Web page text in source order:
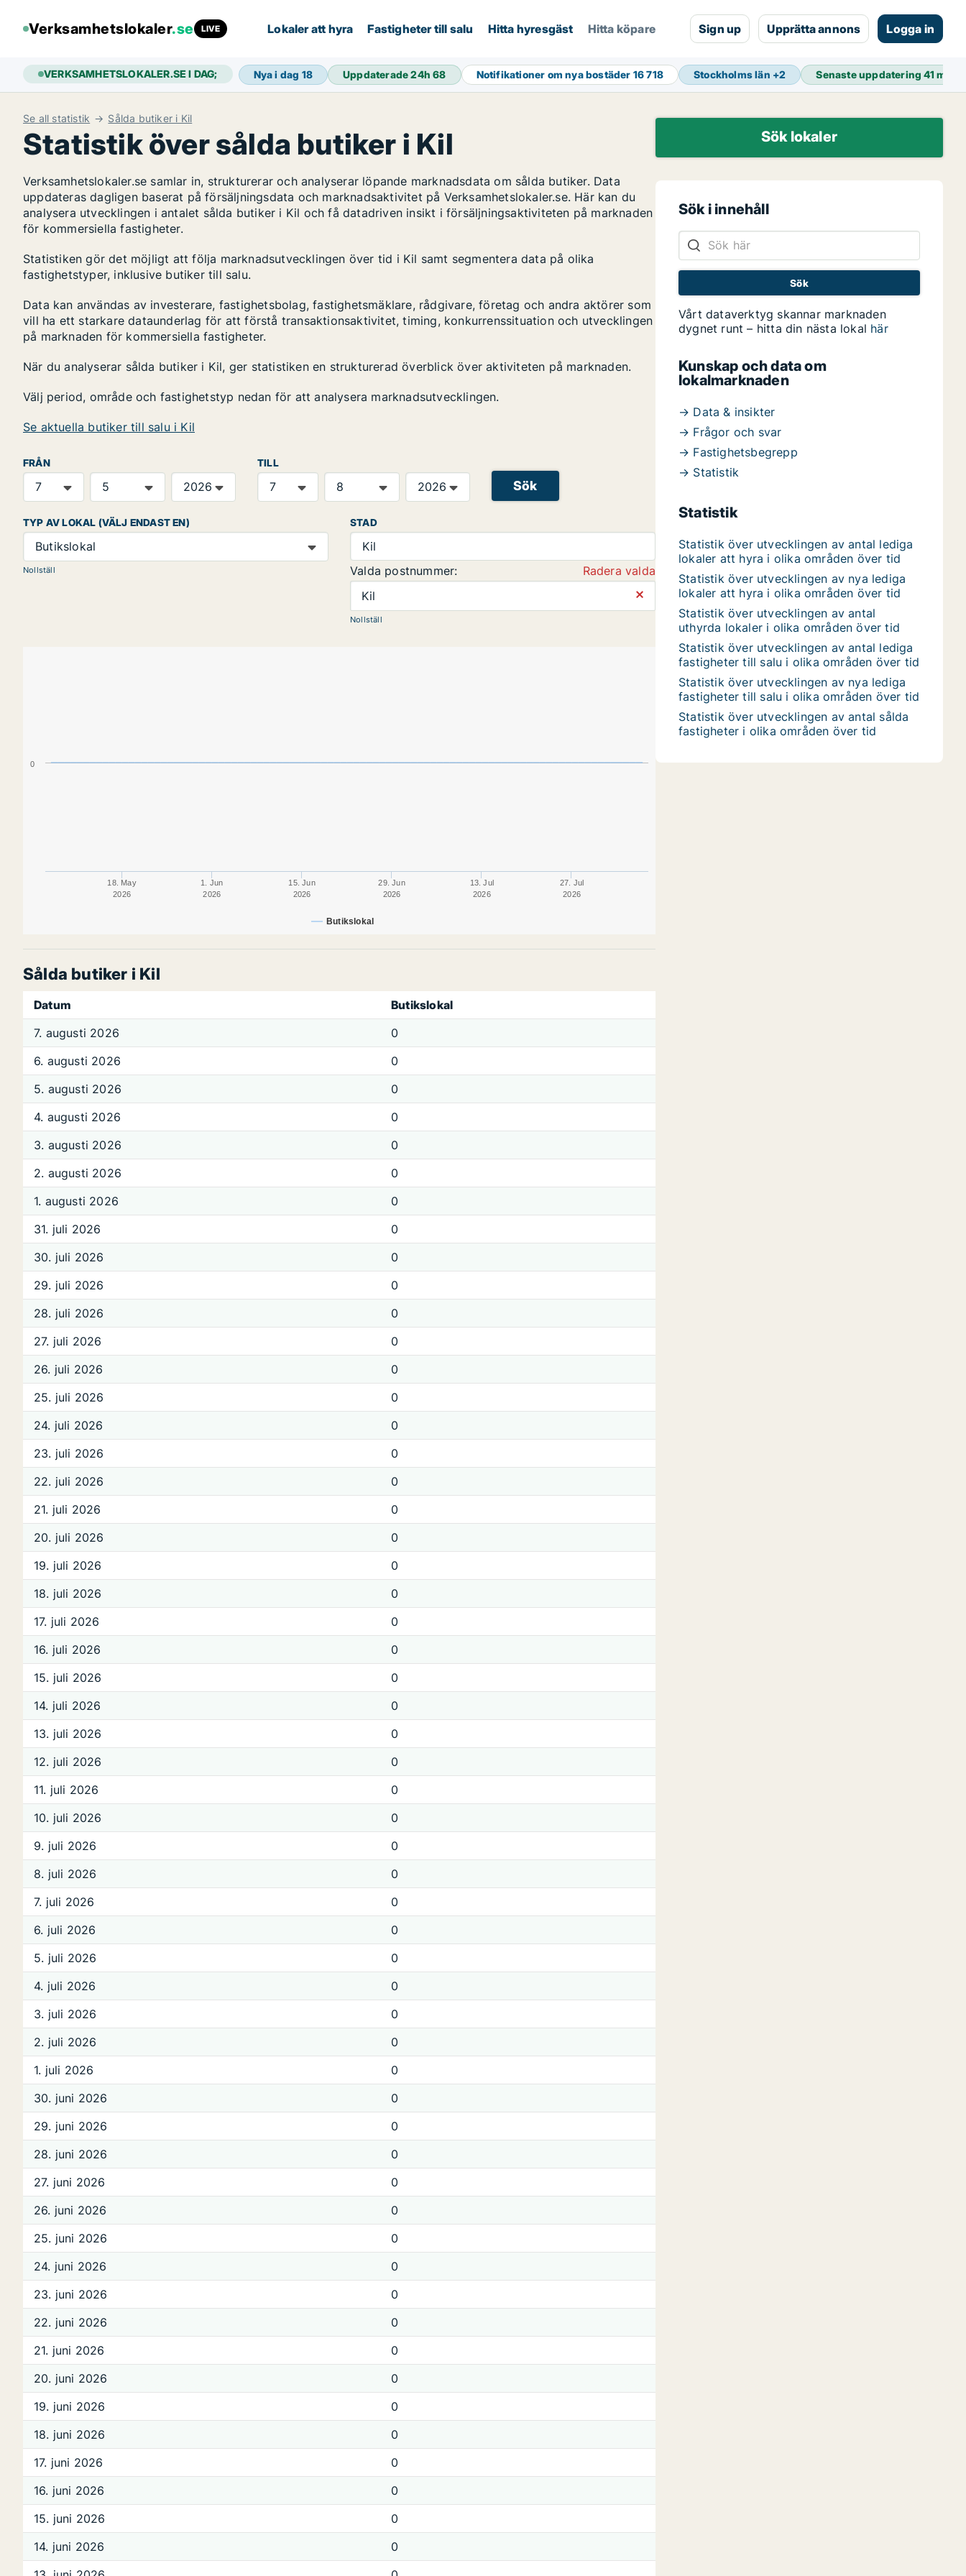
Verksamhetslokaler.se LIVE Lokaler att hyra Fastigheter till salu Hitta hyresgäst Hitta köpare Sign up Upprätta annons Logga in
VERKSAMHETSLOKALER.SE I DAG; Nya i dag 18 Uppdaterade 24h68 Notifikationer om nya bostäder 16 718 Stockholms län +2 Senaste uppdatering41 min
Se all statistik Sålda butiker i Kil
Statistik över sålda butiker i Kil
Verksamhetslokaler.se samlar in, strukturerar och analyserar löpande marknadsdata om sålda butiker. Data
uppdateras dagligen baserat på försäljningsdata och marknadsaktivitet på Verksamhetslokaler.se. Här kan du
analysera utvecklingen i antalet sålda butiker i Kil och få datadriven insikt i försäljningsaktiviteten på marknaden
för kommersiella fastigheter.
Statistiken gör det möjligt att följa marknadsutvecklingen över tid i Kil samt segmentera data på olika
fastighetstyper, inklusive butiker till salu.
Data kan användas av investerare, fastighetsbolag, fastighetsmäklare, rådgivare, företag och andra aktörer som
vill ha ett starkare dataunderlag för att förstå transaktionsaktivitet, timing, konkurrenssituation och utvecklingen
på marknaden för kommersiella fastigheter.
När du analyserar sålda butiker i Kil, ger statistiken en strukturerad överblick över aktiviteten på marknaden.
Välj period, område och fastighetstyp nedan för att analysera marknadsutvecklingen.
Se aktuella butiker till salu i Kil
FRÅN TILL
Sök
TYP AV LOKAL (VÄLJ ENDAST EN)
Butikslokal
Nollställ
STAD
Kil
Valda postnummer:
Radera valda
Kil
⨯
Nollställ
Butikslokal
18. May
2026
1. Jun
2026
15. Jun
2026
29. Jun
2026
13. Jul
2026
27. Jul
2026
0
Sålda butiker i Kil
Datum
Butikslokal
7. augusti 2026
0
6. augusti 2026
0
5. augusti 2026
0
4. augusti 2026
0
3. augusti 2026
0
2. augusti 2026
0
1. augusti 2026
0
31. juli 2026
0
30. juli 2026
0
29. juli 2026
0
28. juli 2026
0
27. juli 2026
0
26. juli 2026
0
25. juli 2026
0
24. juli 2026
0
23. juli 2026
0
22. juli 2026
0
21. juli 2026
0
20. juli 2026
0
19. juli 2026
0
18. juli 2026
0
17. juli 2026
0
16. juli 2026
0
15. juli 2026
0
14. juli 2026
0
13. juli 2026
0
12. juli 2026
0
11. juli 2026
0
10. juli 2026
0
9. juli 2026
0
8. juli 2026
0
7. juli 2026
0
6. juli 2026
0
5. juli 2026
0
4. juli 2026
0
3. juli 2026
0
2. juli 2026
0
1. juli 2026
0
30. juni 2026
0
29. juni 2026
0
28. juni 2026
0
27. juni 2026
0
26. juni 2026
0
25. juni 2026
0
24. juni 2026
0
23. juni 2026
0
22. juni 2026
0
21. juni 2026
0
20. juni 2026
0
19. juni 2026
0
18. juni 2026
0
17. juni 2026
0
16. juni 2026
0
15. juni 2026
0
14. juni 2026
0
Sök lokaler
Sök i innehåll
Vårt dataverktyg skannar marknaden
dygnet runt – hitta din nästa lokal här
Kunskap och data om
lokalmarknaden
→ Data & insikter
→ Frågor och svar
→ Fastighetsbegrepp
→ Statistik
Statistik
Statistik över utvecklingen av antal lediga
lokaler att hyra i olika områden över tid
Statistik över utvecklingen av nya lediga
lokaler att hyra i olika områden över tid
Statistik över utvecklingen av antal
uthyrda lokaler i olika områden över tid
Statistik över utvecklingen av antal lediga
fastigheter till salu i olika områden över tid
Statistik över utvecklingen av nya lediga
fastigheter till salu i olika områden över tid
Statistik över utvecklingen av antal sålda
fastigheter i olika områden över tid